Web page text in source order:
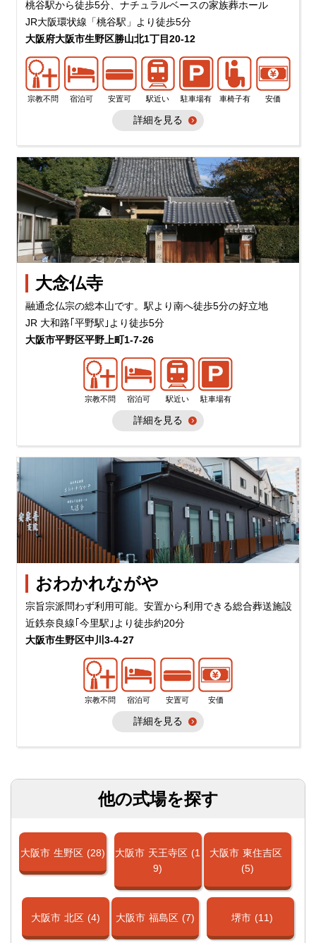
桃谷駅から徒歩5分、ナチュラルベースの家族葬ホール
JR大阪環状線「桃谷駅」より徒歩5分
大阪府大阪市生野区勝山北1丁目20-12
宗教不問 宿泊可 安置可 駅近い 駐車場有 車椅子有 安価
詳細を見る
大念仏寺
融通念仏宗の総本山です。駅より南へ徒歩5分の好立地
JR 大和路｢平野駅｣より徒歩5分
大阪市平野区平野上町1-7-26
宗教不問 宿泊可 駅近い 駐車場有
詳細を見る
おわかれながや
宗旨宗派問わず利用可能。安置から利用できる総合葬送施設
近鉄奈良線｢今里駅｣より徒歩約20分
大阪市生野区中川3-4-27
宗教不問 宿泊可 安置可 安価
詳細を見る
他の式場を探す
大阪市 生野区 (28) 大阪市 天王寺区 (1
9)
大阪市 東住吉区
(5)
大阪市 北区 (4) 大阪市 福島区 (7) 堺市 (11)